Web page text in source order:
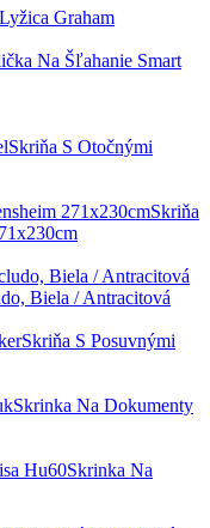
Graham
Na Šľahanie Smart
Skriňa S Otočnými
Skriňa
Biela / Antracitová
Skriňa S Posuvnými
Skrinka Na Dokumenty
Skrinka Na